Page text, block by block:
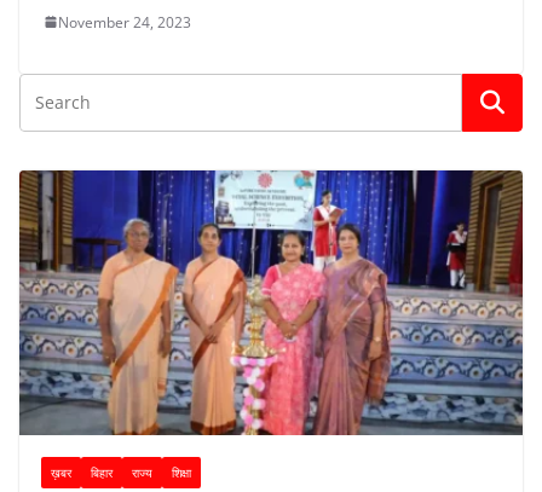
November 24, 2023
ख़बर बिहार राज्य शिक्षा